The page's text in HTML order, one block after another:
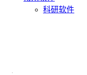
科研软件